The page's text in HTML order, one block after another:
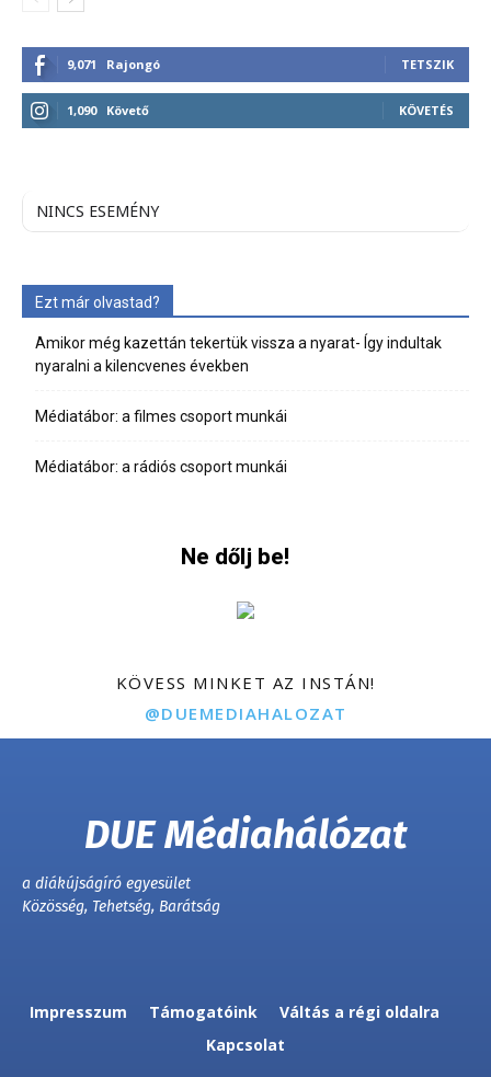
9,071 Rajongó TETSZIK
1,090 Követő KÖVETÉS
NINCS ESEMÉNY
Ezt már olvastad?
Amikor még kazettán tekertük vissza a nyarat- Így indultak
nyaralni a kilencvenes években
Médiatábor: a filmes csoport munkái
Médiatábor: a rádiós csoport munkái
Ne dőlj be!
KÖVESS MINKET AZ INSTÁN!
@DUEMEDIAHALOZAT
DUE Médiahálózat
a diákújságíró egyesület
Közösség, Tehetség, Barátság
Impresszum Támogatóink
Váltás a régi oldalra
Kapcsolat